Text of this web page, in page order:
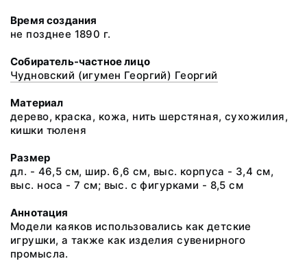
Время создания
не позднее 1890 г.
Собиратель-частное лицо
Чудновский (игумен Георгий) Георгий
Материал
дерево, краска, кожа, нить шерстяная, сухожилия,
кишки тюленя
Размер
дл. - 46,5 см, шир. 6,6 см, выс. корпуса - 3,4 см,
выс. носа - 7 см; выс. с фигурками - 8,5 см
Аннотация
Модели каяков использовались как детские
игрушки, а также как изделия сувенирного
промысла.